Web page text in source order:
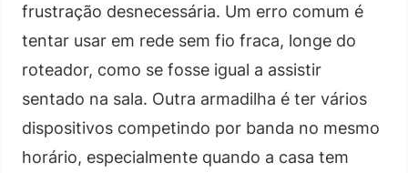
frustração desnecessária. Um erro comum é
tentar usar em rede sem fio fraca, longe do
roteador, como se fosse igual a assistir
sentado na sala. Outra armadilha é ter vários
dispositivos competindo por banda no mesmo
horário, especialmente quando a casa tem